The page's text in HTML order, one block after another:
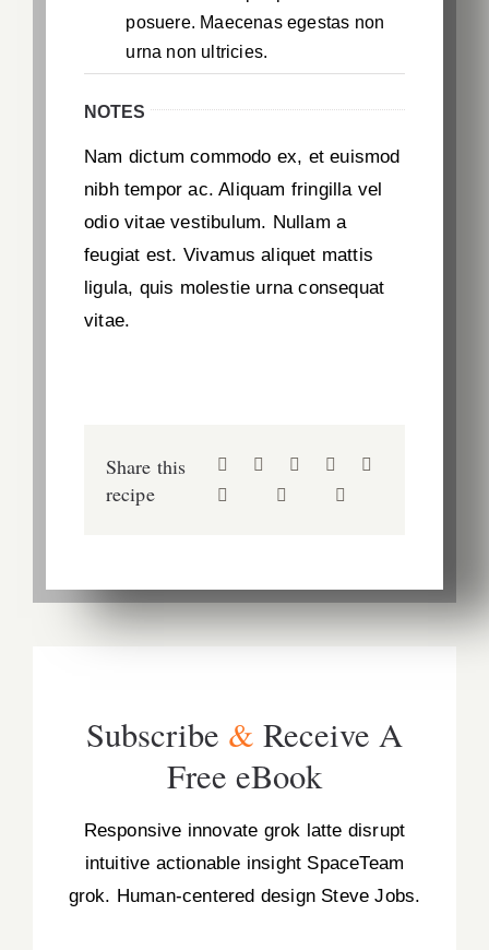
posuere. Maecenas egestas non
urna non ultricies.
NOTES
Nam dictum commodo ex, et euismod
nibh tempor ac. Aliquam fringilla vel
odio vitae vestibulum. Nullam a
feugiat est. Vivamus aliquet mattis
ligula, quis molestie urna consequat
vitae.
Share this
recipe
Subscribe & Receive A
Free eBook
Responsive innovate grok latte disrupt
intuitive actionable insight SpaceTeam
grok. Human-centered design Steve Jobs.